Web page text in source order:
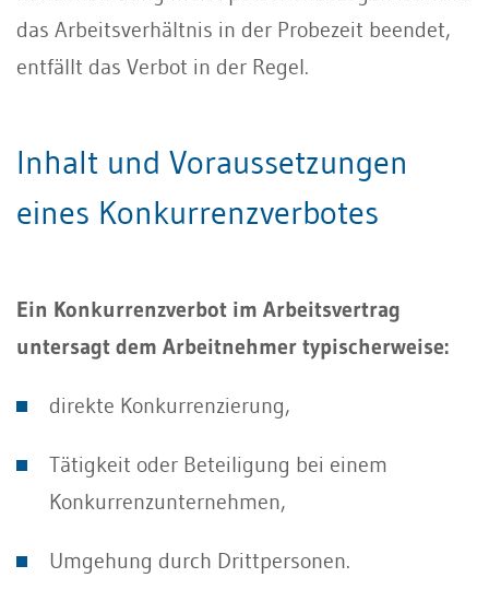
das Arbeitsverhältnis in der Probezeit beendet,
entfällt das Verbot in der Regel.
Inhalt und Voraussetzungen
eines Konkurrenzverbotes
Ein Konkurrenzverbot im Arbeitsvertrag
untersagt dem Arbeitnehmer typischerweise:
direkte Konkurrenzierung,
Tätigkeit oder Beteiligung bei einem
Konkurrenzunternehmen,
Umgehung durch Drittpersonen.